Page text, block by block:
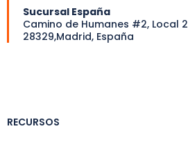
Sucursal España
Camino de Humanes #2, Local 2
28329,Madrid, España
RECURSOS